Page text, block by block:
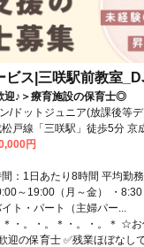
ビス|三咲駅前教室
迎♪＞療育施設の保育士◎
/ドットジュニア(放課後等
戸線「三咲駅」徒歩5分 京
円
：1日あたり8時間 平均勤
～19:00（月～金） ・8:30
ト・パート（主婦パー...
＊・。・。＊・。・。＊ ☆
迎の保育士 ✅残業ほぼなし